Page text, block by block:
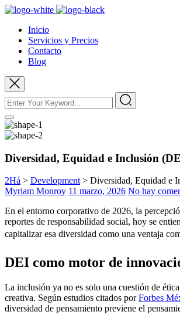
Inicio
Servicios y Precios
Contacto
Blog
Diversidad, Equidad e Inclusión
2Há > Development> Diversidad, Equidad e
Myriam Monroy 11 marzo, 2026 No hay
En el entorno corporativo de 2026, la
reportes de responsabilidad social, hoy se
capitalizar esa diversidad como una ventaja
DEI como motor de
La inclusión ya no es solo una cuestión de
creativa. Según estudios citados porForbes
diversidad de pensamiento previene el